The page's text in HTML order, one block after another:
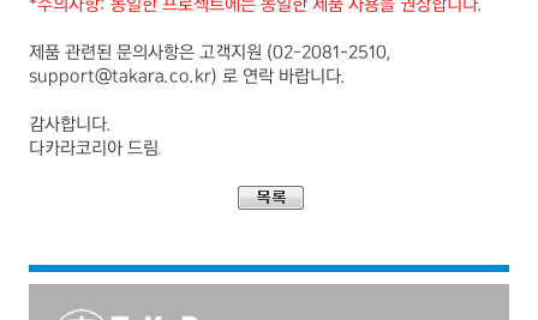
*주의사항: 동일한 프로젝트에는 동일한 제품 사용을 권장합니다.
제품 관련된 문의사항은 고객지원 (02-2081-2510,
support@takara.co.kr) 로 연락 바랍니다.
감사합니다.
다카라코리아 드림.